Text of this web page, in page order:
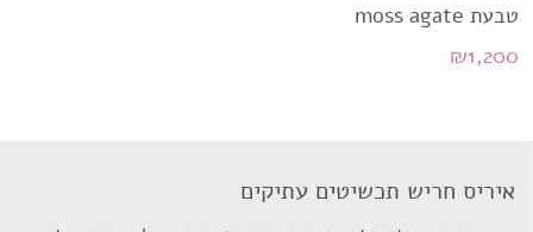
טבעת moss agate
₪1,200
איריס חריש תכשיטים עתיקים